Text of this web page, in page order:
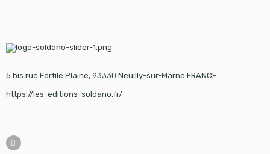
5 bis rue Fertile Plaine, 93330 Neuilly-sur-Marne FRANCE
https://les-editions-soldano.fr/